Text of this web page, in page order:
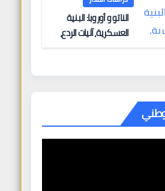
الناتو و أوروبا: البنية
العسكرية، آليات الردع،